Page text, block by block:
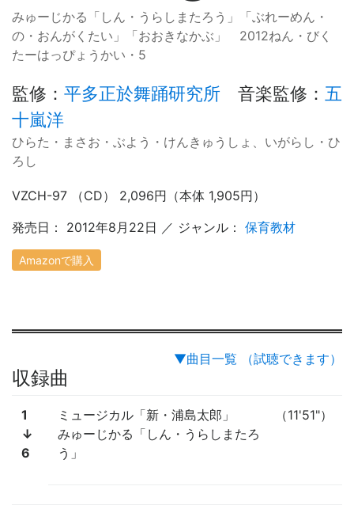
みゅーじかる「しん・うらしまたろう」「ぶれーめん・
の・おんがくたい」「おおきなかぶ」 2012ねん・びく
たーはっぴょうかい・5
監修 ： 平多正於舞踊研究所 音楽監修 ： 五
十嵐洋
ひらた・まさお・ぶよう・けんきゅうしょ、いがらし・ひ
ろし
VZCH-97 （CD） 2,096円（本体 1,905円）
発売日： 2012年8月22日 ／ ジャンル： 保育教材
Amazonで購入
▼曲目一覧 （試聴できます）
収録曲
1
↓
6
（11'51"）
ミュージカル「新・浦島太郎」
みゅーじかる「しん・うらしまたろ
う」